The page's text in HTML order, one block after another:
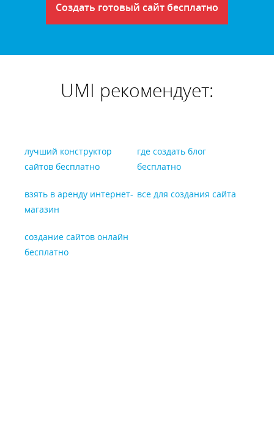
Создать готовый сайт бесплатно
UMI рекомендует:
лучший конструктор
сайтов бесплатно
где создать блог
бесплатно
взять в аренду интернет-
магазин
все для создания сайта
создание сайтов онлайн
бесплатно